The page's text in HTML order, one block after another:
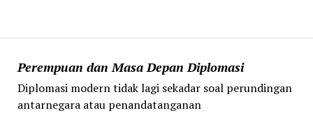
Perempuan dan Masa Depan Diplomasi
Diplomasi modern tidak lagi sekadar soal perundingan
antarnegara atau penandatanganan